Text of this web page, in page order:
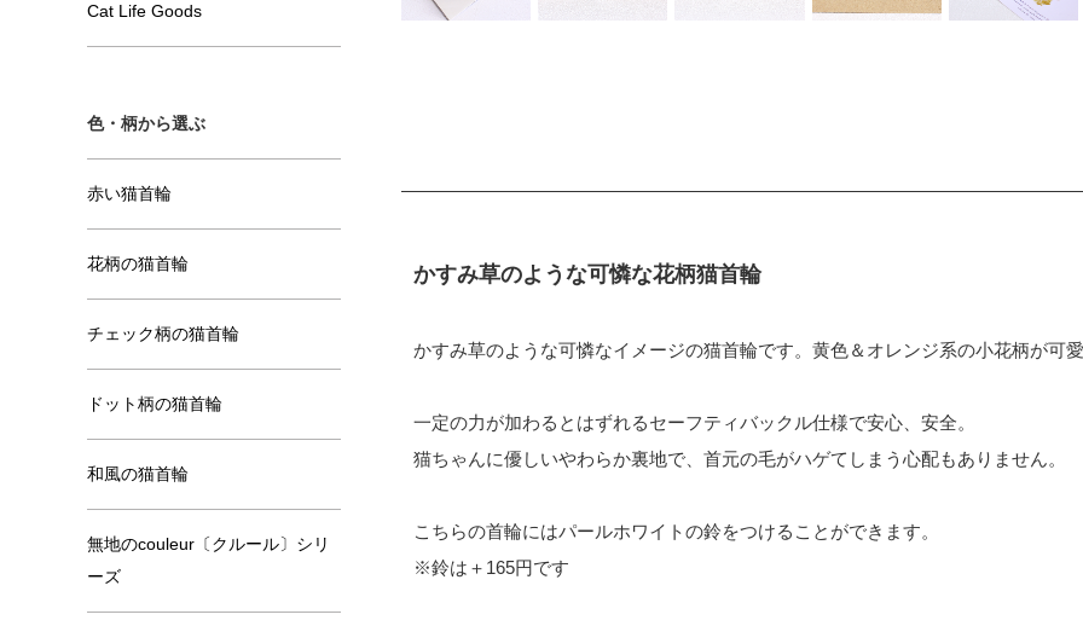
かすみ草のような可憐な花柄猫首輪
かすみ草のような可憐なイメージの猫首輪です。黄色＆オレンジ系の小花柄が可愛
一定の力が加わるとはずれるセーフティバックル仕様で安心、安全。
猫ちゃんに優しいやわらか裏地で、首元の毛がハゲてしまう心配もありません。
こちらの首輪にはパールホワイトの鈴をつけることができます。
※鈴は＋165円です
Cat Life Goods
色・柄から選ぶ
赤い猫首輪
花柄の猫首輪
チェック柄の猫首輪
ドット柄の猫首輪
和風の猫首輪
無地のcouleur〔クルール〕シリ
ーズ